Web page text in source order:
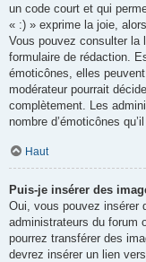
un code court et qui
« :) » exprime la joie,
Vous pouvez consulter la
formulaire de rédaction.
émoticônes, elles
modérateur pourrait
complètement. Les
nombre d’émoticônes
Haut
Puis-je insérer des
Oui, vous pouvez insérer
administrateurs du forum
pourrez transférer des
devrez insérer un lien